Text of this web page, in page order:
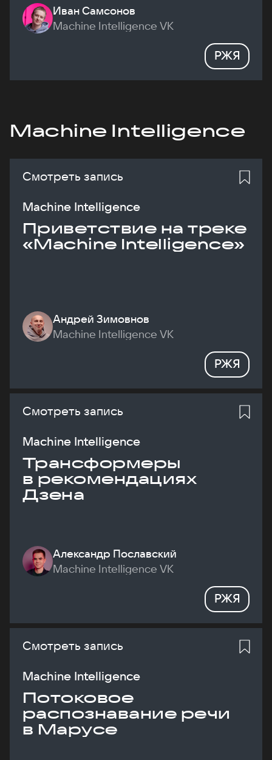
Иван Самсонов
Machine Intelligence VK
РЖЯ
Machine Intelligence
Смотреть запись
Machine Intelligence
Приветствие на треке
«Machine Intelligence»
Андрей Зимовнов
Machine Intelligence VK
РЖЯ
Смотреть запись
Machine Intelligence
Трансформеры
в рекомендациях
Дзена
Александр Пославский
Machine Intelligence VK
РЖЯ
Смотреть запись
Machine Intelligence
Потоковое
распознавание речи
в Марусе